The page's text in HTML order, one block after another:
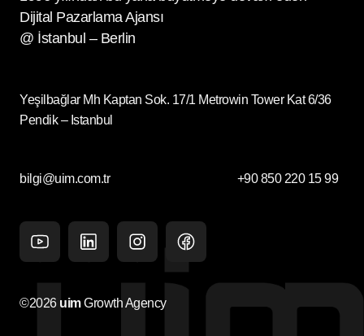
Dijital Pazarlama Ajansı
@ İstanbul – Berlin
Yeşilbağlar Mh Kaptan Sok. 17/1 Metrowin Tower Kat 6/36
Pendik – Istanbul
bilgi@uim.com.tr +90 850 220 15 99
©2026 uimGrowth Agency